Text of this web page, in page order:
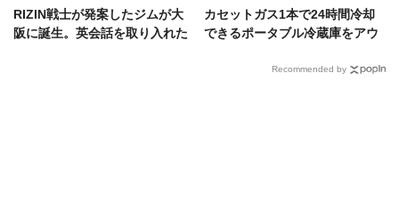
RIZIN戦士が発案したジムが大
阪に誕生。英会話を取り入れた
カセットガス1本で24時間冷却
できるポータブル冷蔵庫をアウ
Recommended by